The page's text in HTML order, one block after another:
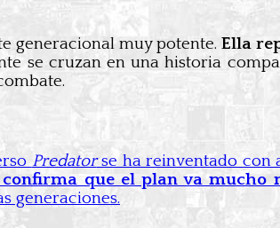
generacional muy potente. Ella
se cruzan en una historia
Predatorse ha reinventado con
confirma que el plan va mucho
generaciones.